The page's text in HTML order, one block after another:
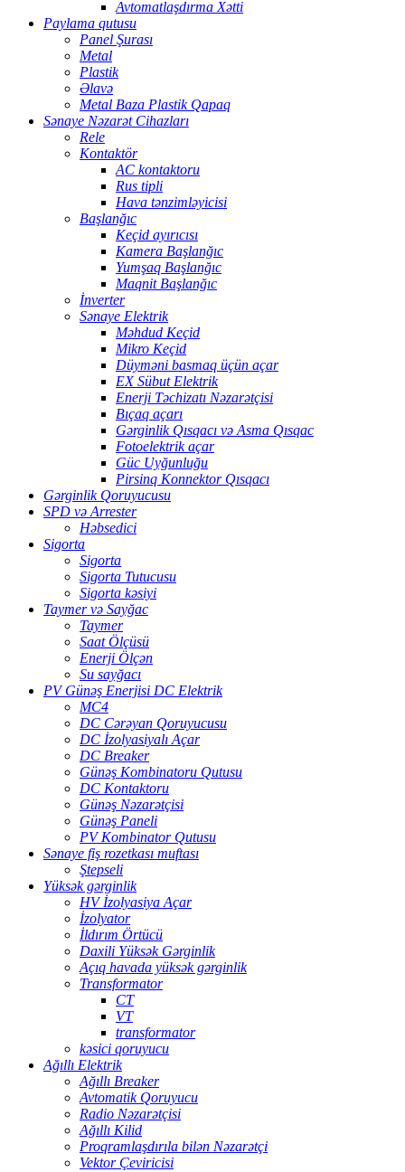
Avtomatlaşdırma Xətti
Paylama qutusu
Panel Şurası
Metal
Plastik
Əlavə
Metal Baza Plastik Qapaq
Sənaye Nəzarət Cihazları
Rele
Kontaktör
AC kontaktoru
Rus tipli
Hava tənzimləyicisi
Başlanğıc
Keçid ayırıcısı
Kamera Başlanğıc
Yumşaq Başlanğıc
Maqnit Başlanğıc
İnverter
Sənaye Elektrik
Məhdud Keçid
Mikro Keçid
Düyməni basmaq üçün açar
EX Sübut Elektrik
Enerji Təchizatı Nəzarətçisi
Bıçaq açarı
Gərginlik Qısqacı və Asma Qısqac
Fotoelektrik açar
Güc Uyğunluğu
Pirsinq Konnektor Qısqacı
Gərginlik Qoruyucusu
SPD və Arrester
Həbsedici
Sigorta
Sigorta
Sigorta Tutucusu
Sigorta kəsiyi
Taymer və Sayğac
Taymer
Saat Ölçüsü
Enerji Ölçən
Su sayğacı
PV Günəş Enerjisi DC Elektrik
MC4
DC Cərəyan Qoruyucusu
DC İzolyasiyalı Açar
DC Breaker
Günəş Kombinatoru Qutusu
DC Kontaktoru
Günəş Nəzarətçisi
Günəş Paneli
PV Kombinator Qutusu
Sənaye fiş rozetkası muftası
Ştepseli
Yüksək gərginlik
HV İzolyasiya Açar
İzolyator
İldırım Örtücü
Daxili Yüksək Gərginlik
Açıq havada yüksək gərginlik
Transformator
CT
VT
transformator
kəsici qoruyucu
Ağıllı Elektrik
Ağıllı Breaker
Avtomatik Qoruyucu
Radio Nəzarətçisi
Ağıllı Kilid
Proqramlaşdırıla bilən Nəzarətçi
Vektor Çeviricisi